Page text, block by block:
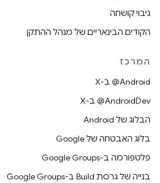
גיבוי קושחה
הקודים הבינאריים של מנהל ההתקן
המרכז
‫‎@Android ב-X
‫‎@AndroidDev ב-X
הבלוג של Android
בלוג האבטחה של Google
פלטפורמה ב-Google Groups
בנייה של גרסת Build ב-Google Groups